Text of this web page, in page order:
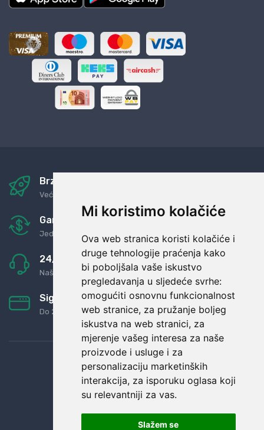
Mi koristimo kolačiće
Ova web stranica koristi kolačiće i
druge tehnologije praćenja kako
bi poboljšala vaše iskustvo
pregledavanja u sljedeće svrhe:
omogućiti osnovnu funkcionalnost
web stranice, za pružanje boljeg
iskustva na web stranici, za
mjerenje vašeg interesa za naše
proizvode i usluge i za
personalizaciju marketinških
interakcija, za isporuku oglasa koji
su relevantniji za vas.
Slažem se
Brza i sigurna dostava
Već za nekoliko dana kod vas
Garancija u povrat novaca
Jednostavno pravilo: Roba za novac
24/7 odlična podrška
Naši agenti uvijek na raspolaganju
Sigurno obročno plaćanje
Do 24 rata bez kamata